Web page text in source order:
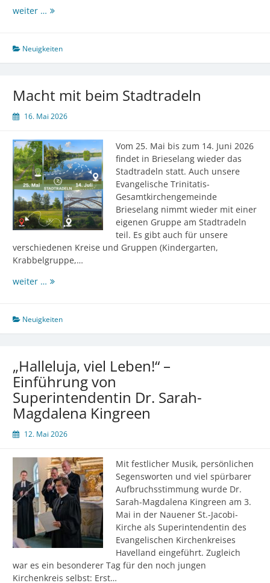
weiter … Nacht
Kirchen
2026
Neuigkeiten
Macht mit beim Stadtradeln
16. Mai 2026
Vom 25. Mai bis zum 14. Juni 2026
findet in Brieselang wieder das
Stadtradeln statt. Auch unsere
Evangelische Trinitatis-
Gesamtkirchengemeinde
Brieselang nimmt wieder mit einer
eigenen Gruppe am Stadtradeln
teil. Es gibt auch für unsere
verschiedenen Kreise und Gruppen (Kindergarten,
Krabbelgruppe,…
weiter … Macht
Stadtradeln
Neuigkeiten
„Halleluja, viel Leben!“ –
Einführung von
Superintendentin Dr. Sarah-
Magdalena Kingreen
12. Mai 2026
Mit festlicher Musik, persönlichen
Segensworten und viel spürbarer
Aufbruchsstimmung wurde Dr.
Sarah-Magdalena Kingreen am 3.
Mai in der Nauener St.-Jacobi-
Kirche als Superintendentin des
Evangelischen Kirchenkreises
Havelland eingeführt. Zugleich
war es ein besonderer Tag für den noch jungen
Kirchenkreis selbst: Erst…